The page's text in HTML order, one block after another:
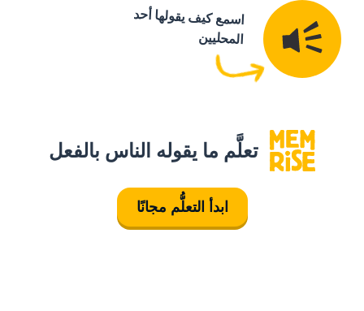
اسمع كيف يقولها أحد
المحليين
تعلَّم ما يقوله الناس بالفعل
ابدأ التعلُّم مجانًا